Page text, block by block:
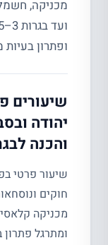
מכניקה,
ופתרון
שיעורים
יהודה
והכנה
שיעור פרטי
חוקים
מכניקה
ומתרגל